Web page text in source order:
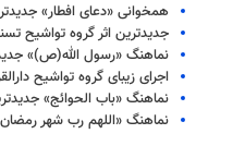
همخوانی «دعای افطار»
جدیدترین اثر گروه تواشیح
نماهنگ «رسول الله(ص)»
اجرای زیبای گروه تواشیح
نماهنگ «باب الحوائج»
نماهنگ «اللهم رب شهر